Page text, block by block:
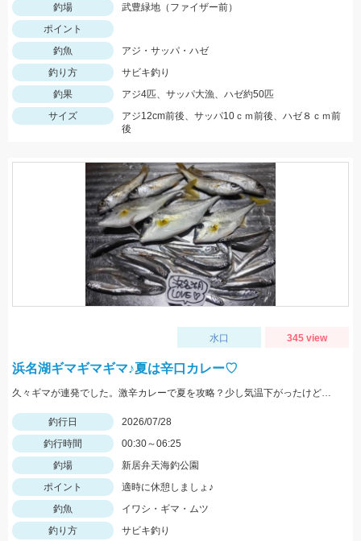
釣場
武豊緑地（ファイザー前）
ポイント
釣魚
アジ・サッパ・ハゼ
釣り方
サビキ釣り
釣果
アジ4匹、サッパ大漁、ハゼ約50匹
サイズ
アジ12cm前後、サッパ10ｃｍ前後、ハゼ８ｃｍ前
後
水口 345 view
浜名湖ギマギマギマ♪夏は辛口カレー♡
久々ギマが連発でした。激辛カレーで夏を攻略？少し気温下がったけど、、、要注意！
釣行日
2026/07/28
釣行時間
00:30～06:25
釣場
新居弁天海釣公園
ポイント
適時に休憩しましょ♪
釣魚
イワシ・ギマ・ムツ
釣り方
サビキ釣り